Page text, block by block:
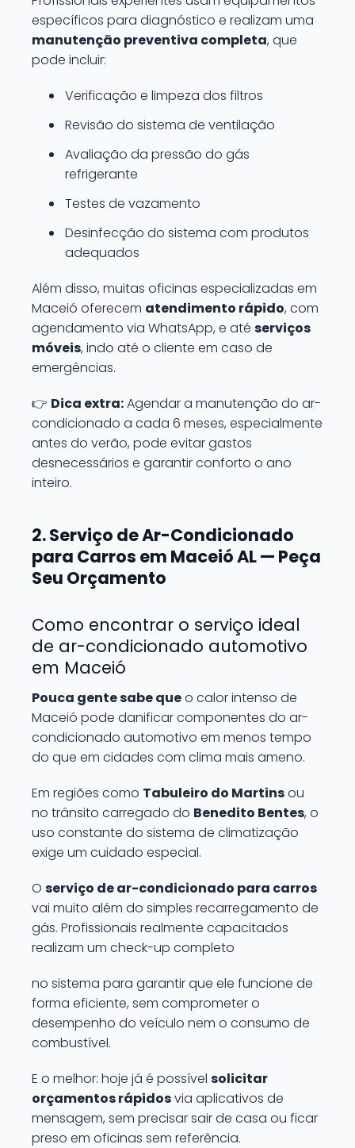
específicos para diagnóstico e realizam uma
manutenção preventiva completa, que
pode incluir:
Verificação e limpeza dos filtros
Revisão do sistema de ventilação
Avaliação da pressão do gás
refrigerante
Testes de vazamento
Desinfecção do sistema com produtos
adequados
Além disso, muitas oficinas especializadas em
Maceió oferecem atendimento rápido, com
agendamento via WhatsApp, e até serviços
móveis, indo até o cliente em caso de
emergências.
👉 Dica extra:Agendar a manutenção do ar-
condicionado a cada 6 meses, especialmente
antes do verão, pode evitar gastos
desnecessários e garantir conforto o ano
inteiro.
2. Serviço de Ar-Condicionado
para Carros em Maceió AL — Peça
Seu Orçamento
Como encontrar o serviço ideal
de ar-condicionado automotivo
em Maceió
Pouca gente sabe queo calor intenso de
Maceió pode danificar componentes do ar-
condicionado automotivo em menos tempo
do que em cidades com clima mais ameno.
Em regiões como Tabuleiro do Martinsou
no trânsito carregado do Benedito Bentes, o
uso constante do sistema de climatização
exige um cuidado especial.
O serviço de ar-condicionado para carros
vai muito além do simples recarregamento de
gás. Profissionais realmente capacitados
realizam um check-up completo
no sistema para garantir que ele funcione de
forma eficiente, sem comprometer o
desempenho do veículo nem o consumo de
combustível.
E o melhor: hoje já é possível solicitar
orçamentos rápidosvia aplicativos de
mensagem, sem precisar sair de casa ou ficar
preso em oficinas sem referência.